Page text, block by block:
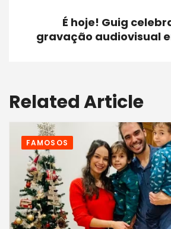
É hoje! Guig
gravação audiovisual
Related Article
FAMOSOS